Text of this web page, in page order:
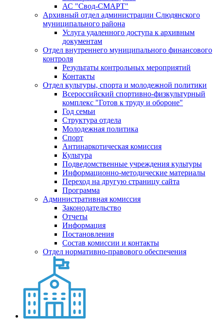
АС "Свод-СМАРТ"
Архивный отдел администрации Слюдянского
муниципального района
Услуга удаленного доступа к архивным
документам
Отдел внутреннего муниципального финансового
контроля
Результаты контрольных мероприятий
Контакты
Отдел культуры, спорта и молодежной политики
Всероссийский спортивно-физкультурный
комплекс "Готов к труду и обороне"
Год семьи
Структура отдела
Молодежная политика
Спорт
Антинаркотическая комиссия
Культура
Подведомственные учреждения культуры
Информационно-методические материалы
Переход на другую страницу сайта
Программа
Административная комиссия
Законодательство
Отчеты
Информация
Постановления
Состав комиссии и контакты
Отдел нормативно-правового обеспечения